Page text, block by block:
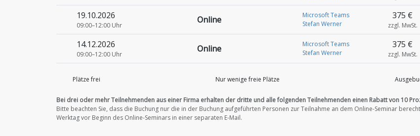
19.10.2026
09:00–12:00 Uhr
Online
Microsoft Teams
Stefan Werner
375 €
zzgl. MwSt.
14.12.2026
09:00–12:00 Uhr
Online
Microsoft Teams
Stefan Werner
375 €
zzgl. MwSt.
Plätze frei Nur wenige freie Plätze
Bei drei oder mehr Teilnehmenden aus einer Firma erhalten der dritte und alle folgenden Teilnehmenden einen Rabatt von 10
Bitte beachten Sie, dass die Buchung nur die in der Buchung aufgeführten Personen zur Teilnahme an dem Online-Seminar
Werktag vor Beginn des Online-Seminars in einer separaten E-Mail.